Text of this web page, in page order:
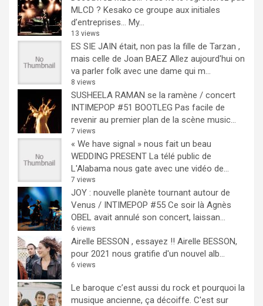
MLCD ? Kesako ce groupe aux initiales
d’entreprises… My...
13 views
ES SIE JAIN était, non pas la fille de Tarzan ,
mais celle de Joan BAEZ Allez aujourd'hui on
va parler folk avec une dame qui m...
8 views
SUSHEELA RAMAN se la ramène / concert
INTIMEPOP #51 BOOTLEG Pas facile de
revenir au premier plan de la scène music...
7 views
« We have signal » nous fait un beau
WEDDING PRESENT La télé public de
L'Alabama nous gate avec une vidéo de...
7 views
JOY : nouvelle planète tournant autour de
Venus / INTIMEPOP #55 Ce soir là Agnès
OBEL avait annulé son concert, laissan...
6 views
Airelle BESSON , essayez !! Airelle BESSON,
pour 2021 nous gratifie d'un nouvel alb...
6 views
Le baroque c’est aussi du rock et pourquoi la
musique ancienne, ça décoiffe. C'est sur